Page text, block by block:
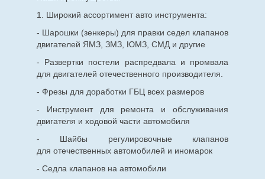
1. Широкий ассортимент авто инструмента:
- Шарошки (зенкеры) для правки седел клапанов
двигателей ЯМЗ, ЗМЗ, ЮМЗ, СМД и другие
- Развертки постели распредвала и промвала
для двигателей отечественного производителя.
- Фрезы для доработки ГБЦ всех размеров
- Инструмент для ремонта и обслуживания
двигателя и ходовой части автомобиля
- Шайбы регулировочные клапанов
для отечественныхавтомобилей и иномарок
- Седла клапанов на автомобили